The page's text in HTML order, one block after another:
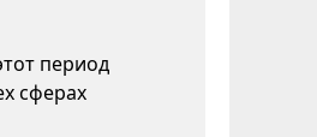
период
сферах